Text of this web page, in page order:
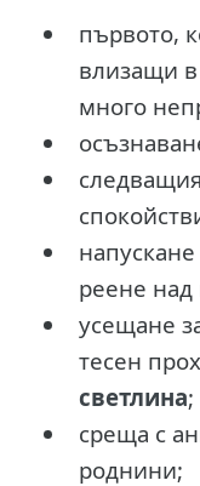
първото,
влизащи
много
реене над
усещане
тесен
светлина;
среща с
роднини;